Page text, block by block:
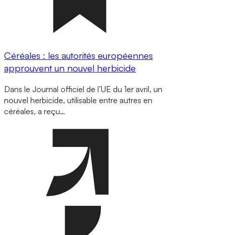
Céréales : les autorités européennes
approuvent un nouvel herbicide
Dans le Journal officiel de l’UE du 1er avril, un
nouvel herbicide, utilisable entre autres en
céréales, a reçu…